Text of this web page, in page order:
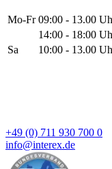
Mo-Fr 09:00 - 13.00
14:00 - 18:00
Sa
10:00 - 13.00
+49 (0) 711 930 700 0
info@interex.de